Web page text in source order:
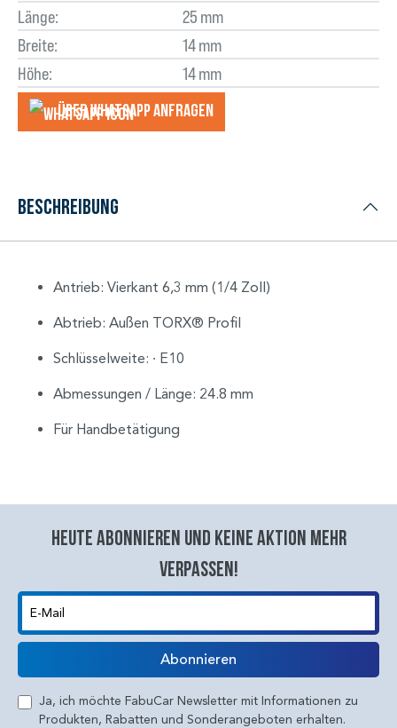
Länge:
25 mm
Breite:
14 mm
Höhe:
14 mm
Über WhatsApp anfragеn
Beschreibung
Antrieb: Vierkant 6,3 mm (1/4 Zoll)
Abtrieb: Außen TORX® Profil
Schlüsselweite: ∙ E10
Abmessungen / Länge: 24.8 mm
Für Handbetätigung
Heute abonnieren und keine aktion mehr
verpassen!
E-Mail
Abonnieren
Ja, ich möchte FabuCar Newsletter mit Informationen zu
Produkten, Rabatten und Sonderangeboten erhalten.